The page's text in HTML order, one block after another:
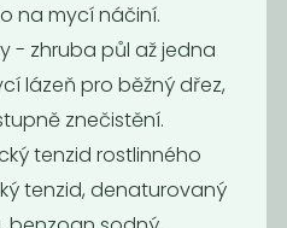
Prací gel na
funkční prádlo
195Kč/ Kg
na mycí náčiní.
- zhruba půl až jedna
lázeň pro běžný dřez,
znečistění.
tenzid rostlinného
tenzid, denaturovaný